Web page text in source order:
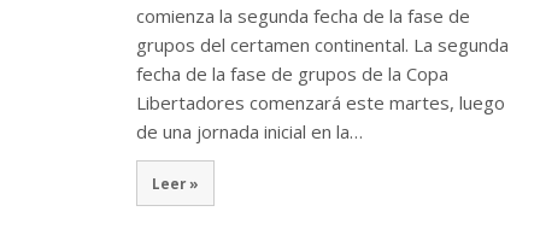
comienza la segunda fecha de la fase de
grupos del certamen continental. La segunda
fecha de la fase de grupos de la Copa
Libertadores comenzará este martes, luego
de una jornada inicial en la…
Leer »